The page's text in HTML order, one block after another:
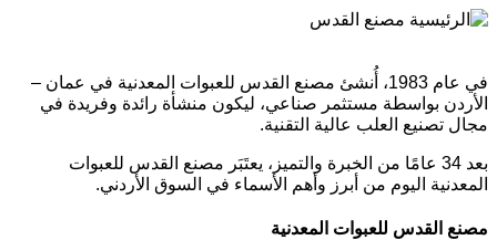
في عام 1983، أُنشئ مصنع القدس للعبوات المعدنية في عمان –
الأردن بواسطة مستثمر صناعي، ليكون منشأة رائدة وفريدة في
مجال تصنيع العلب عالية التقنية.
بعد 34 عامًا من الخبرة والتميز، يعتَبَر مصنع القدس للعبوات
المعدنية اليوم من أبرز وأهم الأسماء في السوق الأردني.
مصنع القدس للعبوات المعدنية